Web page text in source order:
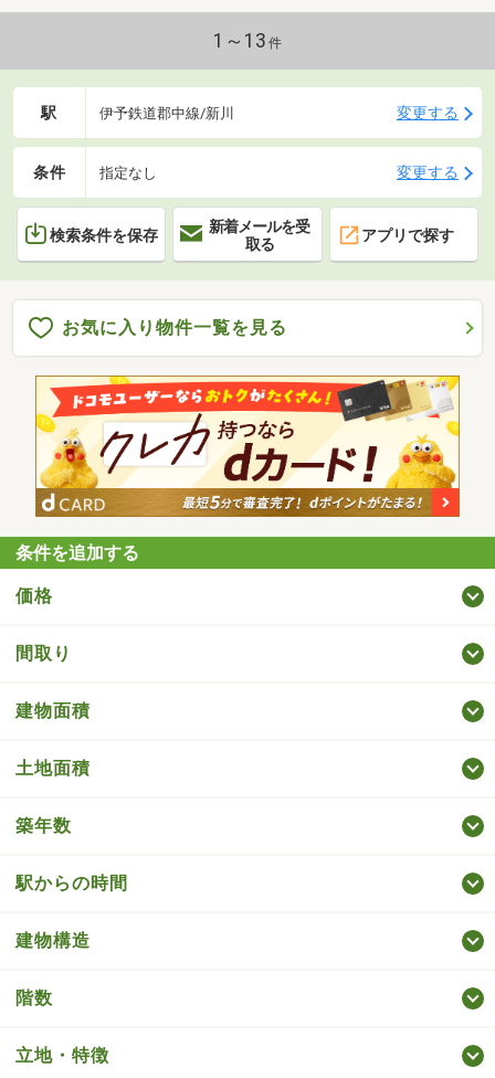
1～13 件
駅 伊予鉄道郡中線/新川 変更する
条件 指定なし 変更する
検索条件を保存
新着メールを受
取る
アプリで探す
お気に入り物件一覧を見る
条件を追加する
価格
間取り
建物面積
土地面積
築年数
駅からの時間
建物構造
階数
立地・特徴